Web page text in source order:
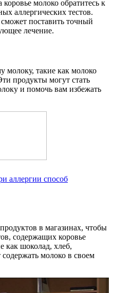
молоко обратитесь к
аллергических тестов.
поставить точный
лечение.
молоку, такие как молоко
продукты могут стать
и помочь вам избежать
аллергии способ
в магазинах, чтобы
содержащих коровье
как шоколад, хлеб,
молоко в своем